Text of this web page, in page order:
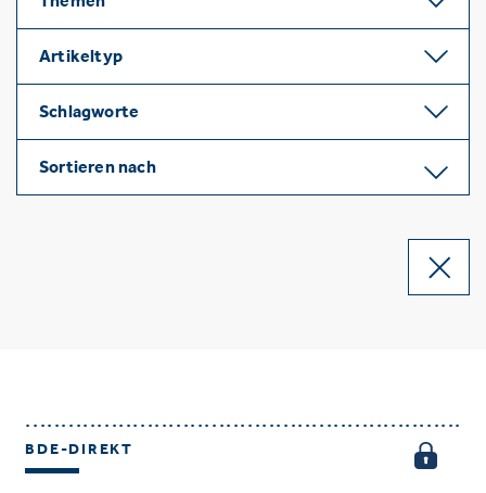
Artikeltyp
Schlagworte
Sortieren nach
BDE-DIREKT